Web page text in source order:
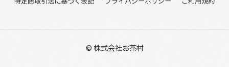
© 株式会社お茶村